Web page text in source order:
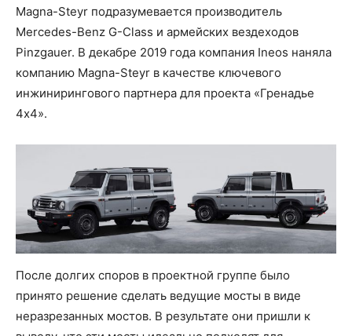
Magna-Steyr подразумевается производитель
Mercedes-Benz G-Class и армейских вездеходов
Pinzgauer. В декабре 2019 года компания Ineos наняла
компанию Magna-Steyr в качестве ключевого
инжинирингового партнера для проекта «Гренадье
4х4».
После долгих споров в проектной группе было
принято решение сделать ведущие мосты в виде
неразрезанных мостов. В результате они пришли к